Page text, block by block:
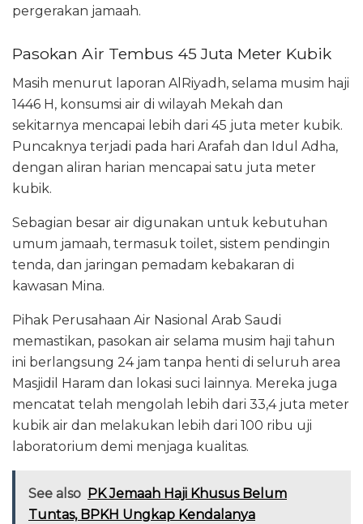
pergerakan jamaah.
Pasokan Air Tembus 45 Juta Meter Kubik
Masih menurut laporan AlRiyadh, selama musim haji
1446 H, konsumsi air di wilayah Mekah dan
sekitarnya mencapai lebih dari 45 juta meter kubik.
Puncaknya terjadi pada hari Arafah dan Idul Adha,
dengan aliran harian mencapai satu juta meter
kubik.
Sebagian besar air digunakan untuk kebutuhan
umum jamaah, termasuk toilet, sistem pendingin
tenda, dan jaringan pemadam kebakaran di
kawasan Mina.
Pihak Perusahaan Air Nasional Arab Saudi
memastikan, pasokan air selama musim haji tahun
ini berlangsung 24 jam tanpa henti di seluruh area
Masjidil Haram dan lokasi suci lainnya. Mereka juga
mencatat telah mengolah lebih dari 33,4 juta meter
kubik air dan melakukan lebih dari 100 ribu uji
laboratorium demi menjaga kualitas.
See also PK Jemaah Haji Khusus Belum
Tuntas, BPKH Ungkap Kendalanya